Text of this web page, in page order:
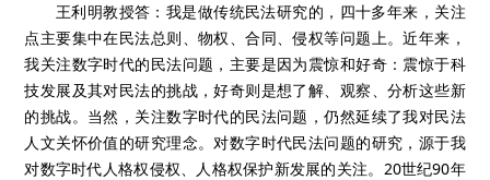
王利明教授答：我是做传统民法研究的，四十多年来，关注
点主要集中在民法总则、物权、合同、侵权等问题上。近年来，
我关注数字时代的民法问题，主要是因为震惊和好奇：震惊于科
技发展及其对民法的挑战，好奇则是想了解、观察、分析这些新
的挑战。当然，关注数字时代的民法问题，仍然延续了我对民法
人文关怀价值的研究理念。对数字时代民法问题的研究，源于我
对数字时代人格权侵权、人格权保护新发展的关注。20世纪90年